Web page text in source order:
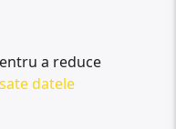
a reduce
datele